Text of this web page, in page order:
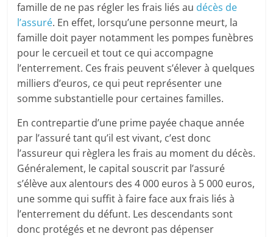
famille de ne pas régler les frais liés au décès de
l’assuré. En effet, lorsqu’une personne meurt, la
famille doit payer notamment les pompes funèbres
pour le cercueil et tout ce qui accompagne
l’enterrement. Ces frais peuvent s’élever à quelques
milliers d’euros, ce qui peut représenter une
somme substantielle pour certaines familles.
En contrepartie d’une prime payée chaque année
par l’assuré tant qu’il est vivant, c’est donc
l’assureur qui règlera les frais au moment du décès.
Généralement, le capital souscrit par l’assuré
s’élève aux alentours des 4 000 euros à 5 000 euros,
une somme qui suffit à faire face aux frais liés à
l’enterrement du défunt. Les descendants sont
donc protégés et ne devront pas dépenser